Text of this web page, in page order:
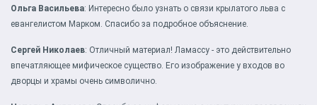
Ольга Васильева: Интересно было узнать о связи крылатого льва с
евангелистом Марком. Спасибо за подробное объяснение.
Сергей Николаев: Отличный материал! Ламассу - это действительно
впечатляющее мифическое существо. Его изображение у входов во
дворцы и храмы очень символично.